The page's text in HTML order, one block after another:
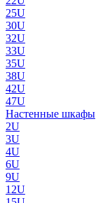
25U
30U
32U
33U
35U
38U
42U
47U
Настенные шкафы
2U
3U
4U
6U
9U
12U